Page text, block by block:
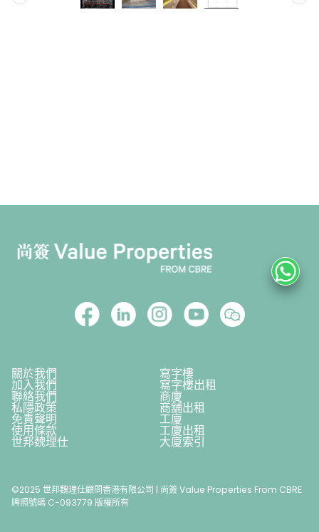
關於我們 寫字樓
加入我們 寫字樓出租
聯絡我們 商廈
私隱政策 商舖出租
免責聲明 工廈
使用條款 工廈出租
世邦魏理仕 大廈索引
©2025 世邦魏理仕顧問香港有限公司 | 尚簽 Value Properties From CBRE
牌照號碼 C-093779 版權所有